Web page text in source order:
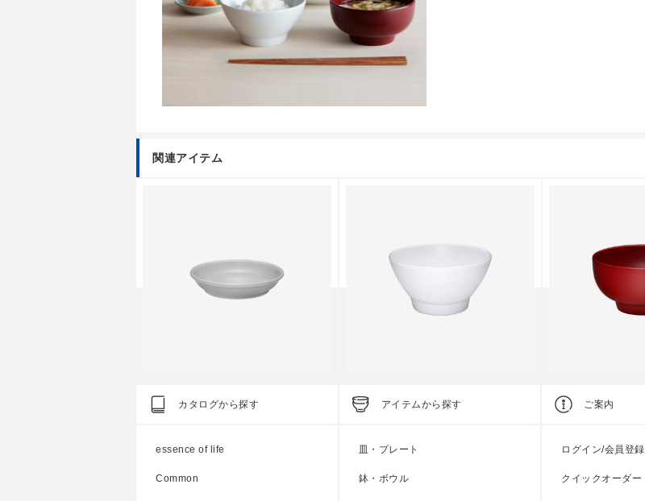
関連アイテム
プレート 90mm
飯碗
汁椀
カタログから探す
essence of life
Common
アイテムから探す
皿・プレート
鉢・ボウル
ご案内
ログイン/会員登録
クイックオーダー